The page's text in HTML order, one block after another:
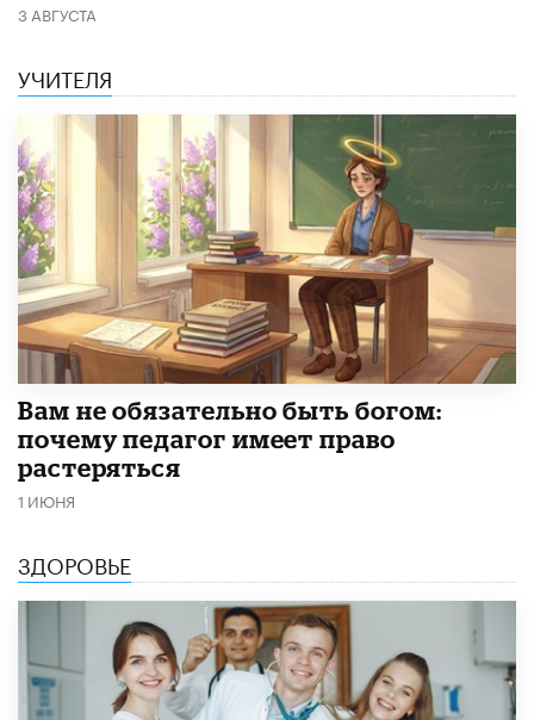
3 АВГУСТА
УЧИТЕЛЯ
​Вам не обязательно быть богом:
почему педагог имеет право
растеряться
1 ИЮНЯ
ЗДОРОВЬЕ